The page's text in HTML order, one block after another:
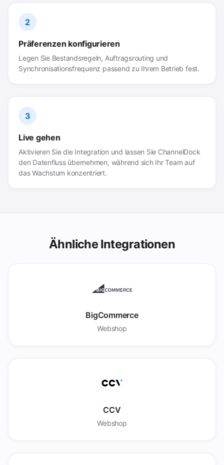
2
Präferenzen konfigurieren
Legen Sie Bestandsregeln, Auftragsrouting und
Synchronisationsfrequenz passend zu Ihrem Betrieb fest.
3
Live gehen
Aktivieren Sie die Integration und lassen Sie ChannelDock
den Datenfluss übernehmen, während sich Ihr Team auf
das Wachstum konzentriert.
Ähnliche Integrationen
BigCommerce
Webshop
CCV
Webshop